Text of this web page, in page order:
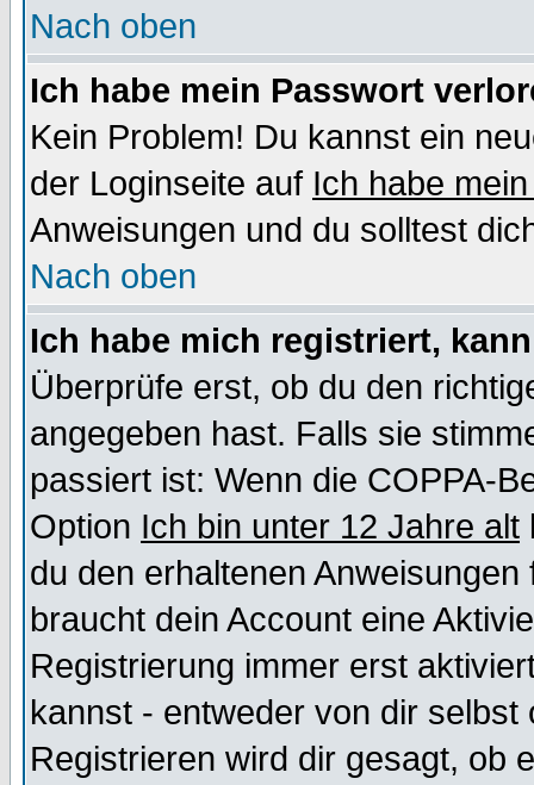
Nach oben
Ich habe mein Passwort
Kein Problem! Du kannst ein
der Loginseite auf Ich habe
Anweisungen und du solltest
Nach oben
Ich habe mich registriert,
Überprüfe erst, ob du den
angegeben hast. Falls sie
passiert ist: Wenn die COPPA-
Option Ich bin unter 12 Jahre alt
du den erhaltenen
braucht dein Account eine
Registrierung immer erst
kannst - entweder von dir selbst
Registrieren wird dir gesagt, ob